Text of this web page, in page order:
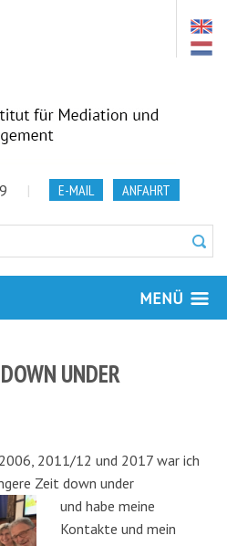
| E-MAIL ANFAHRT
MENÜ
UNDER
2011/12 und 2017 war ich
Zeit down under
und habe meine
Kontakte und mein